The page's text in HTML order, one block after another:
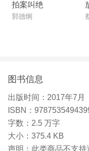
拍案叫绝
郭德纲
图书信息
出版时间： 2017年7月
ISBN：
字数： 2.5 万字
大小： 375.4 KB
声明： 此类商品不支持